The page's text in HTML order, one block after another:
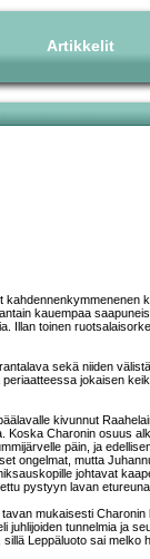
Artikkelit
kauempaa
Illan toinen
sekä niiden
jokaisen
kivunnut
Charonin osuus
päin, ja
ongelmat, mutta
johtavat
pystyyn lavan
mukaisesti Charonin
juhlijoiden tunnelmia ja
Leppäluoto sai